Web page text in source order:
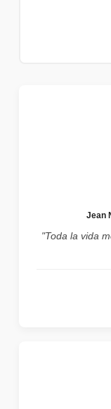
Jean
"Toda la vida